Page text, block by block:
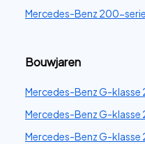
Mercedes-Benz 200-serie
Bouwjaren
Mercedes-Benz G-klasse
Mercedes-Benz G-klasse
Mercedes-Benz G-klasse